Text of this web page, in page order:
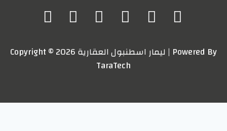
Copyright © 2026 ليمار اسطنبول العقارية | Powered By
TaraTech